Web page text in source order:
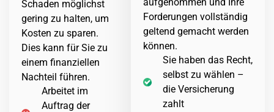
Schaden möglichst
gering zu halten, um
Kosten zu sparen.
Dies kann für Sie zu
einem finanziellen
Nachteil führen.
Arbeitet im
Auftrag der
Forderungen vollständig
geltend gemacht werden
können.
Sie haben das Recht,
selbst zu wählen –
die Versicherung
zahlt